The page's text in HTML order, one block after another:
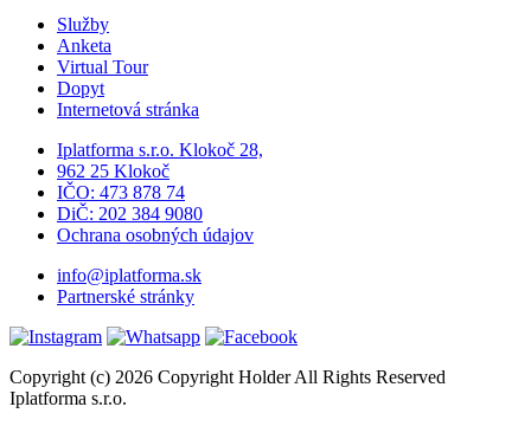
Služby
Anketa
Virtual Tour
Dopyt
Internetová stránka
Iplatforma s.r.o. Klokoč 28,
962 25 Klokoč
IČO: 473 878 74
DiČ: 202 384 9080
Ochrana osobných údajov
info@iplatforma.sk
Partnerské stránky
Copyright (c) 2026 Copyright Holder All Rights Reserved
Iplatforma s.r.o.